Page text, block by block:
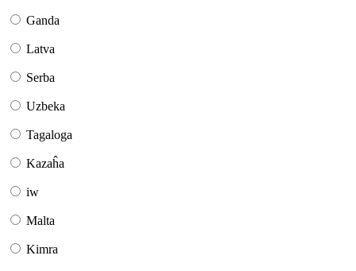
Ganda
Latva
Serba
Uzbeka
Tagaloga
Kazaĥa
iw
Malta
Kimra